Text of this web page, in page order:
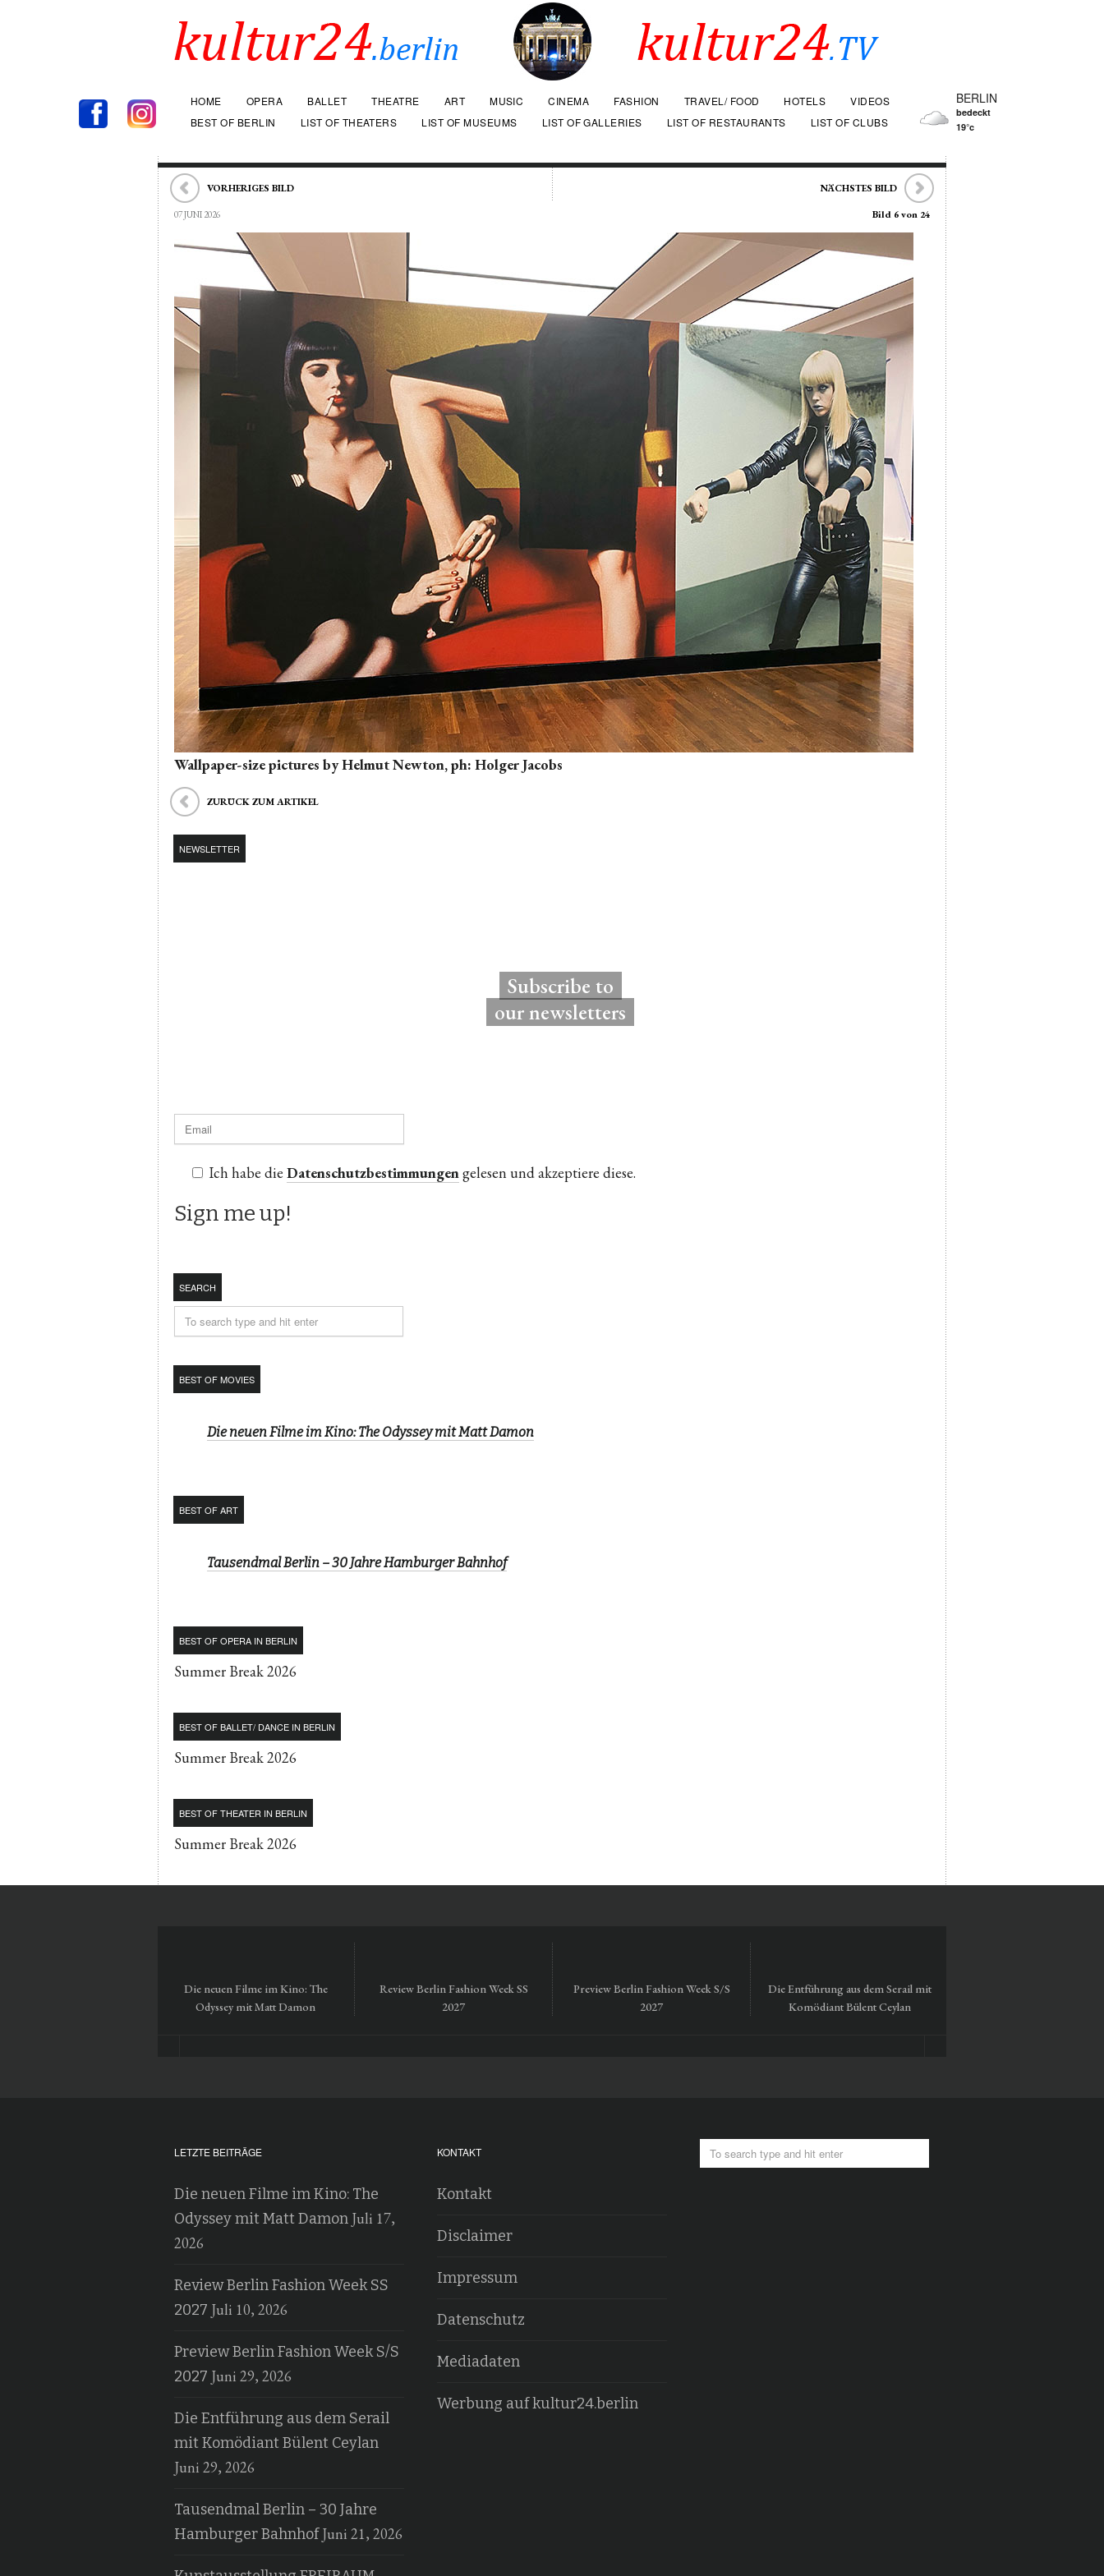
BERLIN
bedeckt
19°c
HOME OPERA BALLET THEATRE ART MUSIC CINEMA FASHION TRAVEL/ FOOD HOTELS
VIDEOS
BEST OF BERLIN
LIST OF THEATERS LIST OF MUSEUMS LIST OF GALLERIES LIST OF RESTAURANTS LIST OF CLUBS
VORHERIGES BILD NÄCHSTES BILD
07 JUNI 2026 Bild 6 von 24
Wallpaper-size pictures by Helmut Newton, ph: Holger Jacobs
ZURÜCK ZUM ARTIKEL
NEWSLETTER
Subscribe to
our newsletters
Ich habe die Datenschutzbestimmungengelesen und akzeptiere diese.
SEARCH
BEST OF MOVIES
Die neuen Filme im Kino: The Odyssey mit Matt Damon
BEST OF ART
Tausendmal Berlin – 30 Jahre Hamburger Bahnhof
BEST OF OPERA IN BERLIN
Summer Break 2026
BEST OF BALLET/ DANCE IN BERLIN
Summer Break 2026
BEST OF THEATER IN BERLIN
Summer Break 2026
Die neuen Filme im Kino: The
Odyssey mit Matt Damon
Review Berlin Fashion Week SS
2027
Preview Berlin Fashion Week S/S
2027
Die Entführung aus dem Serail mit
Komödiant Bülent Ceylan
LETZTE BEITRÄGE
Die neuen Filme im Kino: The
Odyssey mit Matt Damon Juli 17,
2026
Review Berlin Fashion Week SS
2027 Juli 10, 2026
Preview Berlin Fashion Week S/S
2027 Juni 29, 2026
Die Entführung aus dem Serail
mit Komödiant Bülent Ceylan
Juni 29, 2026
Tausendmal Berlin – 30 Jahre
Hamburger Bahnhof Juni 21, 2026
KONTAKT
Kontakt
Disclaimer
Impressum
Datenschutz
Mediadaten
Werbung auf kultur24.berlin